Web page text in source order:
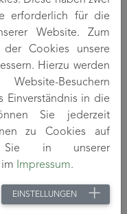
zu den
und zum
des
2) und bewertet,
Zustand
Matrix) führen.
Fasermatten mit
Zusammenhänge
erforderlich für die
Website. Zum
Cookies unsere
Hierzu werden
Besuchern
Einverständnis in die
Sie jederzeit
zu Cookies auf
Sie in unserer
Impressum.
EINSTELLUNGEN